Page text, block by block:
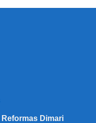
Reformas Dimari